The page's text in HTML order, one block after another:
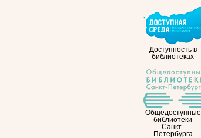
Доступность в
библиотеках
Общедоступные
библиотеки
Санкт-
Петербурга